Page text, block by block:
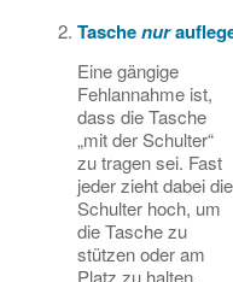
Taschenur
Eine gängige
Fehlannahme ist,
dass die Tasche
„mit der Schulter“
zu tragen sei. Fast
jeder zieht dabei die
Schulter hoch, um
die Tasche zu
stützen oder am
Platz zu halten,